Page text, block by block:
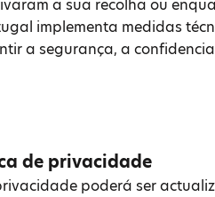
a sua recolha ou
implementa medidas
a segurança, a
de privacidade
poderá ser